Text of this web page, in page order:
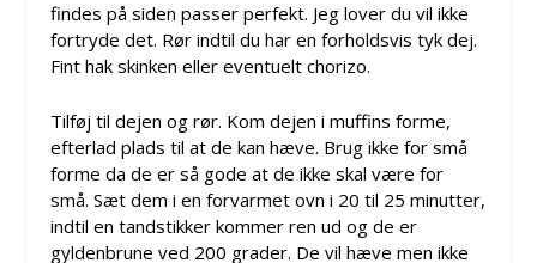
findes på siden passer perfekt. Jeg lover du vil ikke
fortryde det. Rør indtil du har en forholdsvis tyk dej.
Fint hak skinken eller eventuelt chorizo.
Tilføj til dejen og rør. Kom dejen i muffins forme,
efterlad plads til at de kan hæve. Brug ikke for små
forme da de er så gode at de ikke skal være for
små. Sæt dem i en forvarmet ovn i 20 til 25 minutter,
indtil en tandstikker kommer ren ud og de er
gyldenbrune ved 200 grader. De vil hæve men ikke